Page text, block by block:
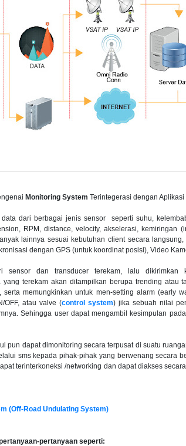
Monitoring System Terintegerasi dengan Aplikasi
dari berbagai jenis sensor seperti suhu,
RPM, distance, velocity, akselerasi, kemiringan
lainnya sesuai kebutuhan client secara
dengan GPS (untuk koordinat posisi), Video
sensor dan transducer terekam, lalu dikirimkan
terekam akan ditampilkan berupa trending atau
serta memungkinkan untuk men-setting alarm (early
OFF, atau valve (control system) jika sebuah nilai
Sehingga user dapat mengambil kesimpulan
pun dapat dimonitoring secara terpusat di suatu
sms kepada pihak-pihak yang berwenang secara
terinterkoneksi /networking dan dapat diakses
(Off-Road Undulating System)
pertanyaan seperti: